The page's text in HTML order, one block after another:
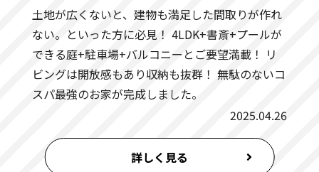
土地が広くないと、建物も満足した間取りが作れ
ない。といった方に必見！ 4LDK+書斎+プールが
できる庭+駐車場+バルコニーとご要望満載！ リ
ビングは開放感もあり収納も抜群！ 無駄のないコ
スパ最強のお家が完成しました。
2025.04.26
詳しく見る